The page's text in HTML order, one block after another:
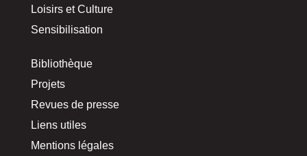
Loisirs et Culture
Sensibilisation
Bibliothèque
Projets
Revues de presse
Liens utiles
Mentions légales